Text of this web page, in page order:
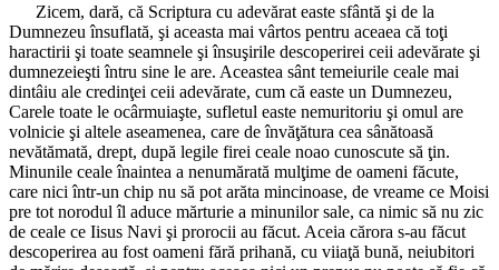
Zicem, dară, că Scriptura cu adevărat easte sfântă şi de la
Dumnezeu însuflată, şi aceasta mai vârtos pentru aceaea că toţi
haractirii şi toate seamnele şi însuşirile descoperirei ceii adevărate şi
dumnezeieşti întru sine le are. Aceastea sânt temeiurile ceale mai
dintâiu ale credinţei ceii adevărate, cum că easte un Dumnezeu,
Carele toate le ocârmuiaşte, sufletul easte nemuritoriu şi omul are
volnicie şi altele aseamenea, care de învăţătura cea sânătoasă
nevătămată, drept, după legile firei ceale noao cunoscute să ţin.
Minunile ceale înaintea a nenumărată mulţime de oameni făcute,
care nici într-un chip nu să pot arăta mincinoase, de vreame ce Moisi
pre tot norodul îl aduce mărturie a minunilor sale, ca nimic să nu zic
de ceale ce Iisus Navi şi prorocii au făcut. Aceia cărora s-au făcut
descoperirea au fost oameni fără prihană, cu viiaţă bună, neiubitori